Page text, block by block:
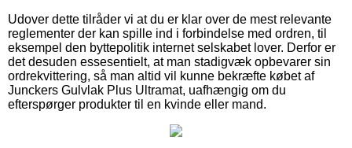
Udover dette tilråder vi at du er klar over de mest relevante
reglementer der kan spille ind i forbindelse med ordren, til
eksempel den byttepolitik internet selskabet lover. Derfor er
det desuden essesentielt, at man stadigvæk opbevarer sin
ordrekvittering, så man altid vil kunne bekræfte købet af
Junckers Gulvlak Plus Ultramat, uafhængig om du
efterspørger produkter til en kvinde eller mand.